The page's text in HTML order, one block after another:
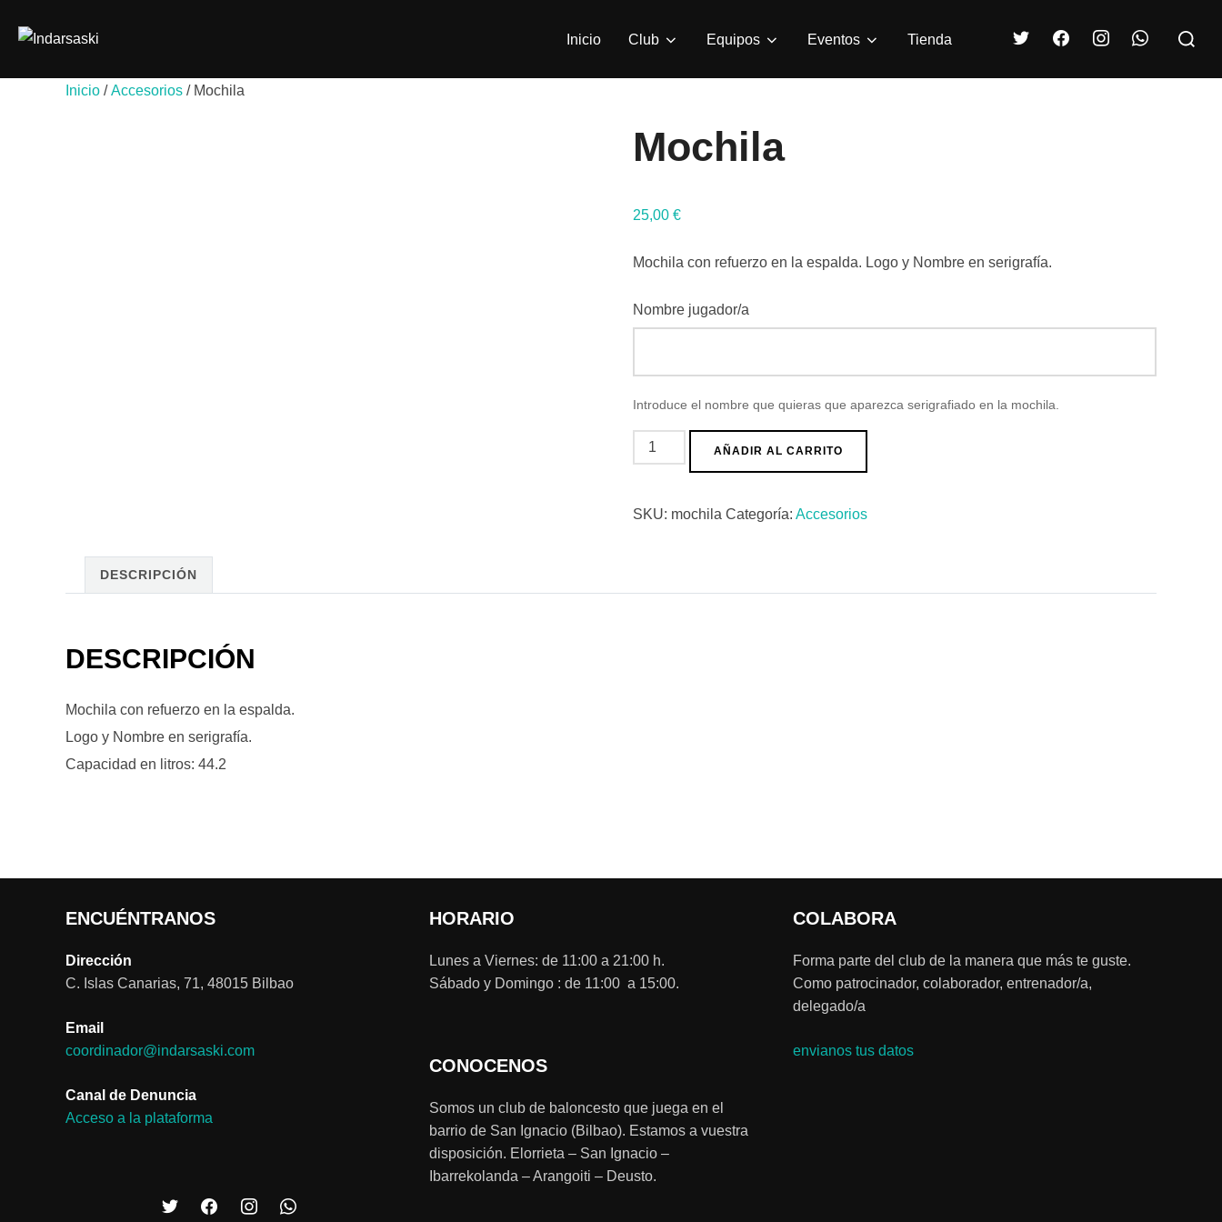
Inicio Club Equipos Eventos Tienda
Buscar:
Inicio /Accesorios / Mochila
Mochila
25,00 €
Mochila con refuerzo en la espalda. Logo y Nombre en serigrafía.
Nombre jugador/a
Introduce el nombre que quieras que aparezca serigrafiado en la mochila.
Mochila
cantidad
AÑADIR AL CARRITO
SKU: mochila Categoría: Accesorios
DESCRIPCIÓN
DESCRIPCIÓN
Mochila con refuerzo en la espalda.
Logo y Nombre en serigrafía.
Capacidad en litros: 44.2
ENCUÉNTRANOS
Dirección
C. Islas Canarias, 71, 48015 Bilbao
Email
coordinador@indarsaski.com
Canal de Denuncia
Acceso a la plataforma
HORARIO
Lunes a Viernes: de 11:00 a 21:00 h.
Sábado y Domingo : de 11:00 a 15:00.
CONOCENOS
Somos un club de baloncesto que juega en el
barrio de San Ignacio (Bilbao). Estamos a vuestra
disposición. Elorrieta – San Ignacio –
Ibarrekolanda – Arangoiti – Deusto.
COLABORA
Forma parte del club de la manera que más te guste.
Como patrocinador, colaborador, entrenador/a,
delegado/a
envianos tus datos